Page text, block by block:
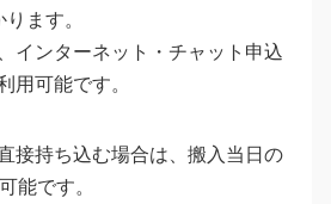
ます。
インターネット・チャット申込
用可能です。
接持ち込む場合は、搬入当日の
能です。